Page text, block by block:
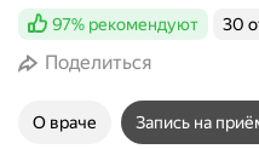
97% рекомендуют 30
Поделиться
О враче Запись на